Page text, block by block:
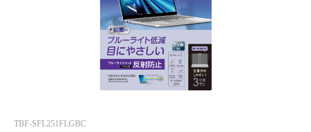
TBF-SFL251FLGBC